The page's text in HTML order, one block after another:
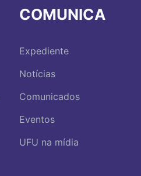
COMUNICA
Expediente
Notícias
Comunicados
Eventos
UFU na mídia